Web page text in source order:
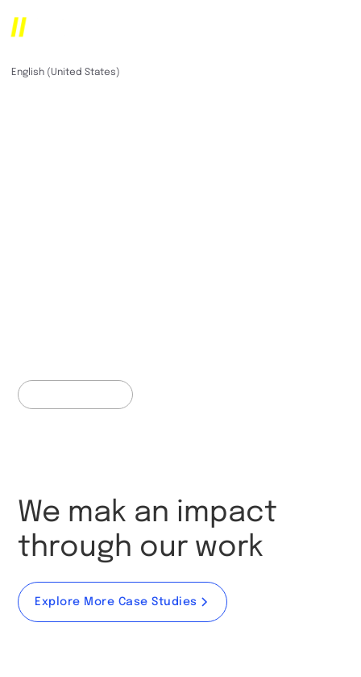
English (United States)
We mak an impact
through our work
Explore More Case Studies